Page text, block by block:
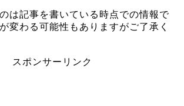
記事を書いている時点での情報で
変わる可能性もありますがご了承く
スポンサーリンク